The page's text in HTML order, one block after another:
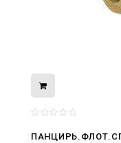
ПАНЦИРЬ.ФЛОТ.СП-
нами